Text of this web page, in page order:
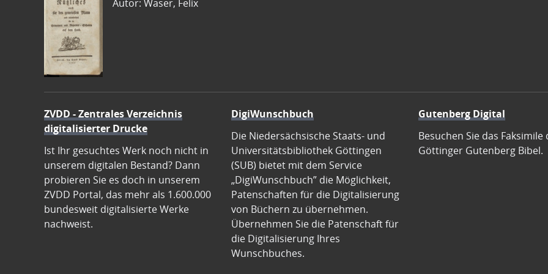
Autor: Waser, Felix
ZVDD - Zentrales Verzeichnis
digitalisierter Drucke
Ist Ihr gesuchtes Werk noch nicht in
unserem digitalen Bestand? Dann
probieren Sie es doch in unserem
ZVDD Portal, das mehr als 1.600.000
bundesweit digitalisierte Werke
nachweist.
DigiWunschbuch
Die Niedersächsische Staats- und
Universitätsbibliothek Göttingen
(SUB) bietet mit dem Service
„DigiWunschbuch” die Möglichkeit,
Patenschaften für die Digitalisierung
von Büchern zu übernehmen.
Übernehmen Sie die Patenschaft für
die Digitalisierung Ihres
Wunschbuches.
Gutenberg Digital
Besuchen Sie das Faksimile
Göttinger Gutenberg Bibel.